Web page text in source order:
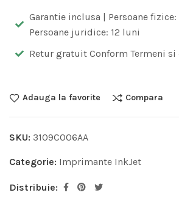
Garantie inclusa | Persoane
Persoane juridice: 12 luni
Retur gratuit Conform Termeni
Adauga la favorite Compara
SKU: 3109C006AA
Categorie: Imprimante InkJet
Distribuie: